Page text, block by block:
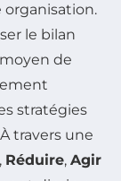
organisation.
le bilan
de
stratégies
À travers une
, Réduire, Agir